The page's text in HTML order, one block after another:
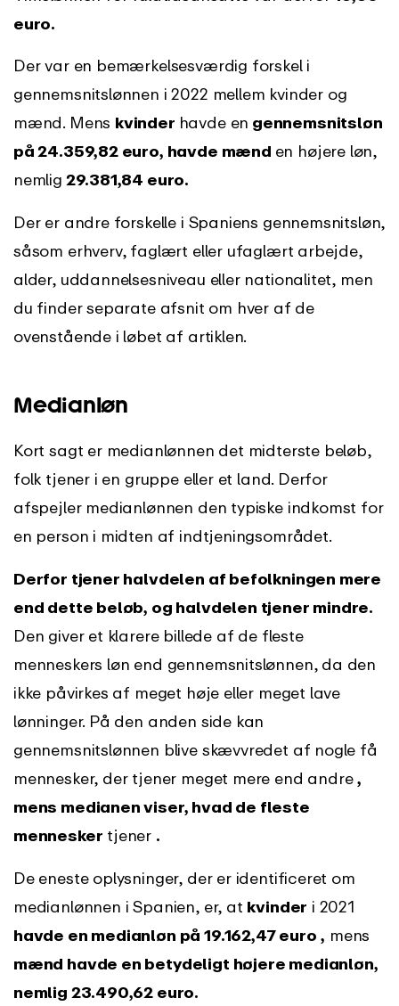
euro.
Der var en bemærkelsesværdig forskel i
gennemsnitslønnen i 2022 mellem kvinder og
mænd. Mens kvinder havde en gennemsnitsløn
på 24.359,82 euro, havde mænd en højere løn,
nemlig 29.381,84 euro.
Der er andre forskelle i Spaniens gennemsnitsløn,
såsom erhverv, faglært eller ufaglært arbejde,
alder, uddannelsesniveau eller nationalitet, men
du finder separate afsnit om hver af de
ovenstående i løbet af artiklen.
Medianløn
Kort sagt er medianlønnen det midterste beløb,
folk tjener i en gruppe eller et land. Derfor
afspejler medianlønnen den typiske indkomst for
en person i midten af indtjeningsområdet.
Derfor tjener halvdelen af befolkningen mere
end dette beløb, og halvdelen tjener mindre.
Den giver et klarere billede af de fleste
menneskers løn end gennemsnitslønnen, da den
ikke påvirkes af meget høje eller meget lave
lønninger. På den anden side kan
gennemsnitslønnen blive skævvredet af nogle få
mennesker, der tjener meget mere end andre,
mens medianen viser, hvad de fleste
mennesker tjener .
De eneste oplysninger, der er identificeret om
medianlønnen i Spanien, er, at kvinder i 2021
havde en medianløn på 19.162,47 euro , mens
mænd havde en betydeligt højere medianløn,
nemlig 23.490,62 euro.